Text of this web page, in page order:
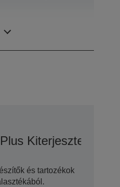
Kiterjesztett
és tartozékok